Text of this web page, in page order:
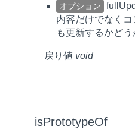
オプション
内容だけでなく
も更新するかどう
戻り値 void
isPrototypeOf